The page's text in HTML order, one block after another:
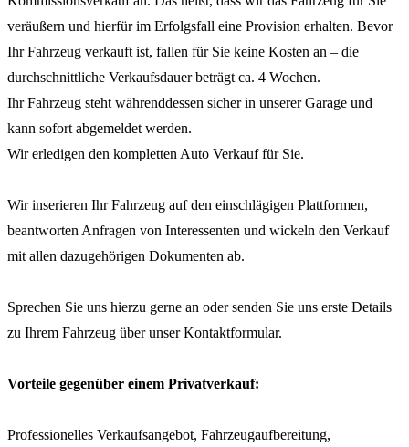
veräußern und hierfür im Erfolgsfall eine Provision erhalten. Bevor
Ihr Fahrzeug verkauft ist, fallen für Sie keine Kosten an – die
durchschnittliche Verkaufsdauer beträgt ca. 4 Wochen.
Ihr Fahrzeug steht währenddessen sicher in unserer Garage und
kann sofort abgemeldet werden.
Wir erledigen den kompletten Auto Verkauf für Sie.
Wir inserieren Ihr Fahrzeug auf den einschlägigen Plattformen,
beantworten Anfragen von Interessenten und wickeln den Verkauf
mit allen dazugehörigen Dokumenten ab.
Sprechen Sie uns hierzu gerne an oder senden Sie uns erste Details
zu Ihrem Fahrzeug über unser Kontaktformular.
Vorteile gegenüber einem Privatverkauf:
Professionelles Verkaufsangebot, Fahrzeugaufbereitung,